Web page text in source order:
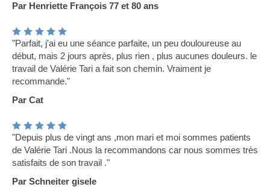
Par Henriette François 77 et 80 ans
"Parfait, j'ai eu une séance parfaite, un peu douloureuse au
début, mais 2 jours après, plus rien , plus aucunes douleurs. le
travail de Valérie Tari a fait son chemin. Vraiment je
recommande."
Par Cat
"Depuis plus de vingt ans ,mon mari et moi sommes patients
de Valérie Tari .Nous la recommandons car nous sommes très
satisfaits de son travail ."
Par Schneiter gisele